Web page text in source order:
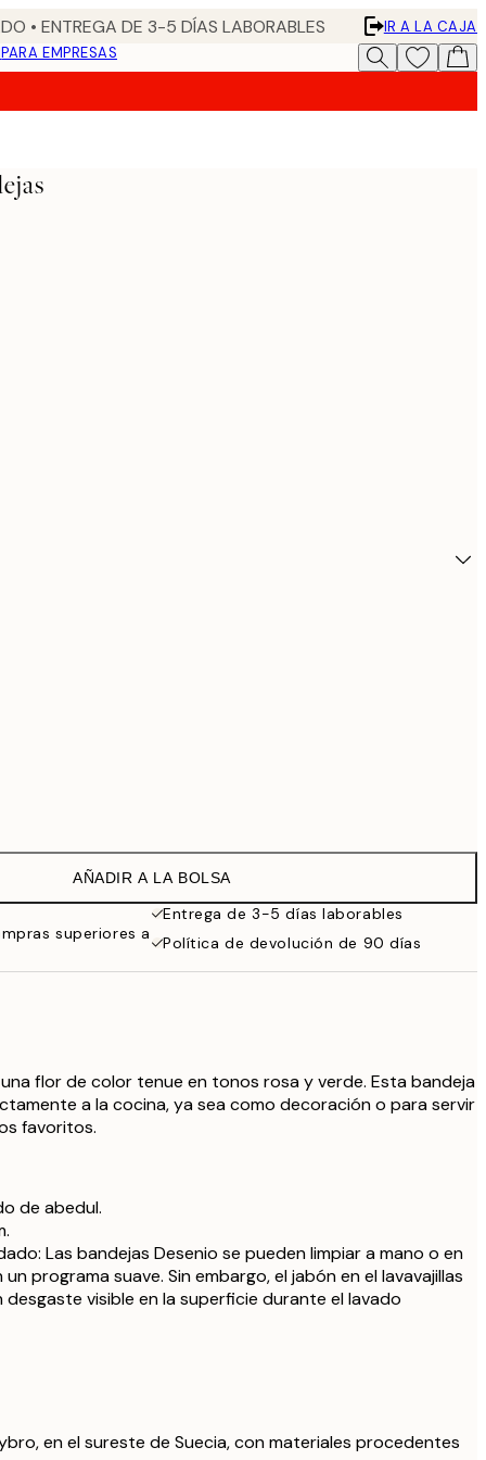
• ENTREGA DE 3-5 DÍAS LABORABLES
IR A LA CAJA
PARA EMPRESAS
AÑADIR A LA BOLSA
Entrega de 3-5 días laborables
superiores a
Política de devolución de 90 días
flor de color tenue en tonos rosa y verde. Esta bandeja
a la cocina, ya sea como decoración o para servir
favoritos.
de abedul.
Las bandejas Desenio se pueden limpiar a mano o en
un programa suave. Sin embargo, el jabón en el lavavajillas
desgaste visible en la superficie durante el lavado
en el sureste de Suecia, con materiales procedentes